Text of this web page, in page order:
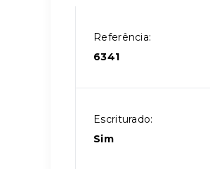
Referência:
6341
Escriturado:
Sim